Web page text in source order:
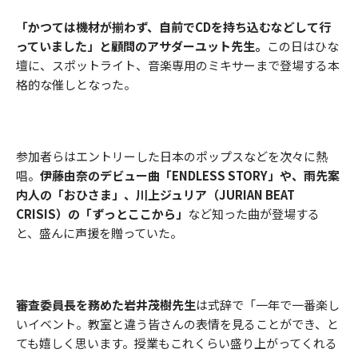
「かつては機材が揃わず、自前でCDを持ち込むなどして行
っていました」と顧問のアサダーユット先生。 この日はひな
壇に、スポットライト、音楽専用のミキサーまで登場する本
格的な催しとなった。
参加者らはエントリーした日本のポップスなどを次々に熱
唱。 伊藤由奈のデビュー曲「ENDLESS STORY」や、雨先案
内人の「おひさま」、川上ジュリア（JURIAN BEAT
CRISIS）の「ずっとここから」 など知った曲が登場する
と、盛んに声援を贈っていた。
審査委員長を務めた岩井茂樹先生は式辞で「一年で一番楽し
いイベント。教室と違う皆さんの表情を見ることができ、と
ても嬉しく思います。授業もこれくらい盛り上がってくれる